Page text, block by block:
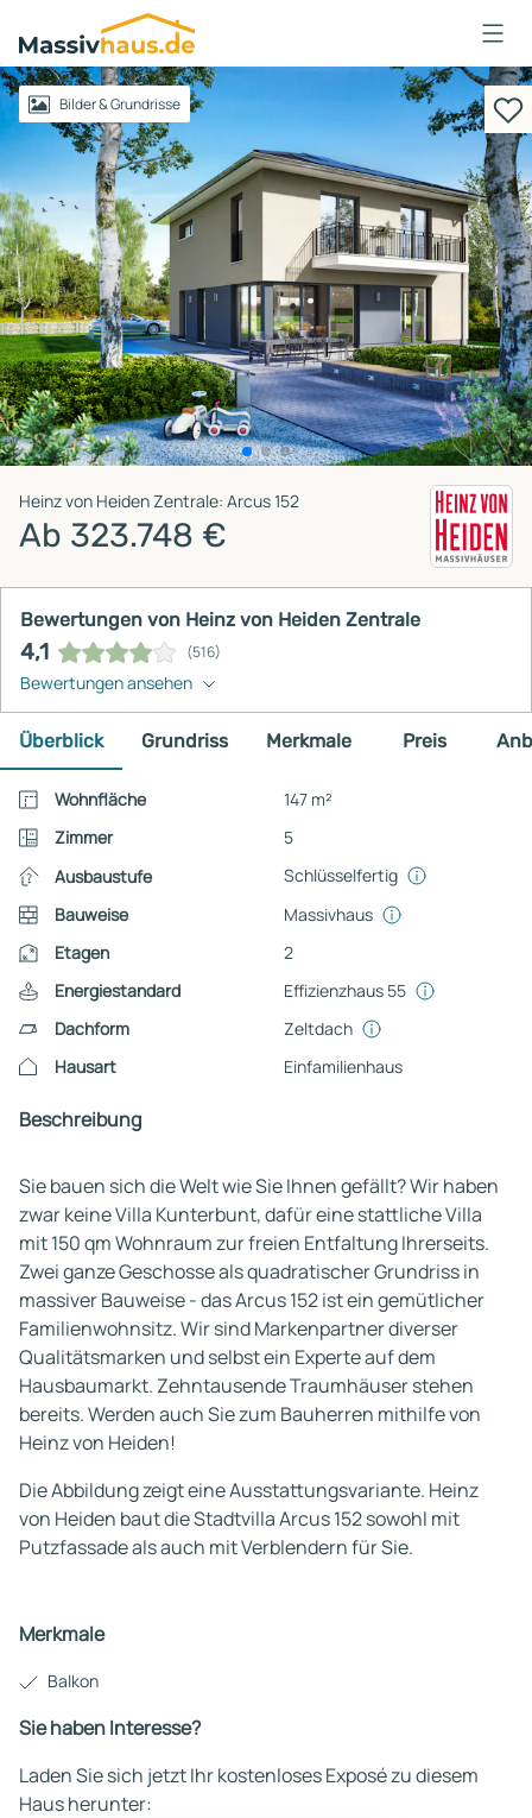
Massivhaus
Logo
AnmeldenBilder & Grundrisse
Heinz von Heiden Zentrale: Arcus 152
Ab 323.748 €
Bewertungen von Heinz von Heiden Zentrale
4,1 (516)
Bewertungen ansehen
Überblick Grundriss Merkmale Preis
Wohnfläche
147 m²
Zimmer
5
Ausbaustufe
Schlüsselfertig
Bauweise
Massivhaus
Etagen
2
Energiestandard
Effizienzhaus 55
Dachform
Zeltdach
Hausart
Einfamilienhaus
Beschreibung
Sie bauen sich die Welt wie Sie Ihnen gefällt? Wir haben
zwar keine Villa Kunterbunt, dafür eine stattliche Villa
mit 150 qm Wohnraum zur freien Entfaltung Ihrerseits.
Zwei ganze Geschosse als quadratischer Grundriss in
massiver Bauweise - das Arcus 152 ist ein gemütlicher
Familienwohnsitz. Wir sind Markenpartner diverser
Qualitätsmarken und selbst ein Experte auf dem
Hausbaumarkt. Zehntausende Traumhäuser stehen
bereits. Werden auch Sie zum Bauherren mithilfe von
Heinz von Heiden!
Die Abbildung zeigt eine Ausstattungsvariante. Heinz
von Heiden baut die Stadtvilla Arcus 152 sowohl mit
Putzfassade als auch mit Verblendern für Sie.
Merkmale
Balkon
Sie haben Interesse?
Laden Sie sich jetzt Ihr kostenloses Exposé zu diesem
Haus herunter: